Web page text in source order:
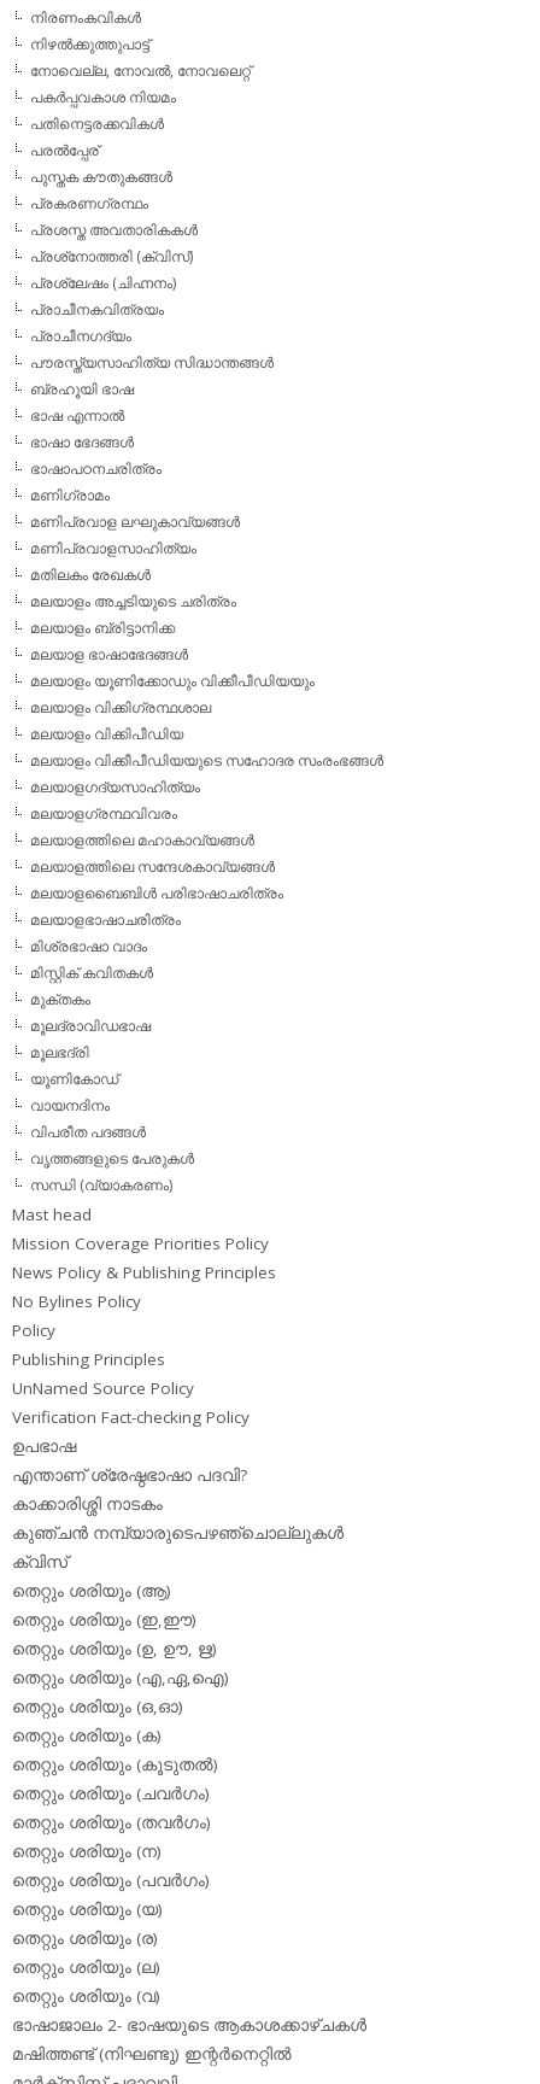
നിരണംകവികള്‍
നിഴല്‍ക്കുത്തുപാട്ട്
നോവെല്ല, നോവല്‍, നോവലെറ്റ്
പകര്‍പ്പവകാശ നിയമം
പതിനെട്ടരക്കവികള്‍
പരല്‍പ്പേര്
പുസ്തക കൗതുകങ്ങള്‍
പ്രകരണഗ്രന്ഥം
പ്രശസ്ത അവതാരികകള്‍
പ്രശ്‌നോത്തരി (ക്വിസ്)
പ്രശ്ലേഷം (ചിഹ്നനം)
പ്രാചീനകവിത്രയം
പ്രാചീനഗദ്യം
പൗരസ്ത്യസാഹിത്യ സിദ്ധാന്തങ്ങള്‍
ബ്രഹൂയി ഭാഷ
ഭാഷ എന്നാല്‍
ഭാഷാ ഭേദങ്ങള്‍
ഭാഷാപഠനചരിത്രം
മണിഗ്രാമം
മണിപ്രവാള ലഘുകാവ്യങ്ങള്‍
മണിപ്രവാളസാഹിത്യം
മതിലകം രേഖകള്‍
മലയാളം അച്ചടിയുടെ ചരിത്രം
മലയാളം ബ്രിട്ടാനിക്ക
മലയാള ഭാഷാഭേദങ്ങള്‍
മലയാളം യൂണിക്കോഡും വിക്കീപീഡിയയും
മലയാളം വിക്കിഗ്രന്ഥശാല
മലയാളം വിക്കിപീഡിയ
മലയാളം വിക്കീപീഡിയയുടെ സഹോദര സംരംഭങ്ങള്‍
മലയാളഗദ്യസാഹിത്യം
മലയാളഗ്രന്ഥവിവരം
മലയാളത്തിലെ മഹാകാവ്യങ്ങള്‍
മലയാളത്തിലെ സന്ദേശകാവ്യങ്ങള്‍
മലയാളബൈബിള്‍ പരിഭാഷാചരിത്രം
മലയാളഭാഷാചരിത്രം
മിശ്രഭാഷാ വാദം
മിസ്റ്റിക് കവിതകള്‍
മുക്തകം
മൂലദ്രാവിഡഭാഷ
മൂലഭദ്രി
യൂണികോഡ്
വായനദിനം
വിപരീത പദങ്ങള്‍
വൃത്തങ്ങളുടെ പേരുകള്‍
സന്ധി (വ്യാകരണം)
Mast head
Mission Coverage Priorities Policy
News Policy & Publishing Principles
No Bylines Policy
Policy
Publishing Principles
UnNamed Source Policy
Verification Fact-checking Policy
ഉപഭാഷ
എന്താണ് ശ്രേഷ്ഠഭാഷാ പദവി?
കാക്കാരിശ്ശി നാടകം
കുഞ്ചന്‍ നമ്പ്യാരുടെപഴഞ്ചൊല്ലുകള്‍
ക്വിസ്
തെറ്റും ശരിയും (ആ)
തെറ്റും ശരിയും (ഇ,ഈ)
തെറ്റും ശരിയും (ഉ, ഊ, ഋ)
തെറ്റും ശരിയും (എ,ഏ,ഐ)
തെറ്റും ശരിയും (ഒ,ഓ)
തെറ്റും ശരിയും (ക)
തെറ്റും ശരിയും (കൂടുതല്‍)
തെറ്റും ശരിയും (ചവര്‍ഗം)
തെറ്റും ശരിയും (തവര്‍ഗം)
തെറ്റും ശരിയും (ന)
തെറ്റും ശരിയും (പവര്‍ഗം)
തെറ്റും ശരിയും (യ)
തെറ്റും ശരിയും (ര)
തെറ്റും ശരിയും (ല)
തെറ്റും ശരിയും (വ)
ഭാഷാജാലം 2- ഭാഷയുടെ ആകാശക്കാഴ്ചകള്‍
മഷിത്തണ്ട് (നിഘണ്ടു) ഇന്റര്‍നെറ്റില്‍